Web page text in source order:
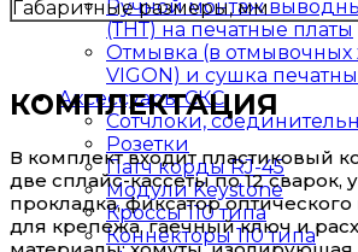
Ручной монтаж
(ТНТ) на печатные платы
Отмывка (в отмывочных
VIGON) и сушка
Аксессуары СКС
Сотчлоки,
Розетки
Патч корды RJ-45
Модули Keystone
Кроссы 110 типа
Коннекторы 110 типа
Габаритные размеры, мм
КОМПЛЕКТАЦИЯ
В комплект входит пластиковый
две сплайс-кассеты по 12 сварок,
прокладка, фиксатор
для крепежа, гаечный ключ и